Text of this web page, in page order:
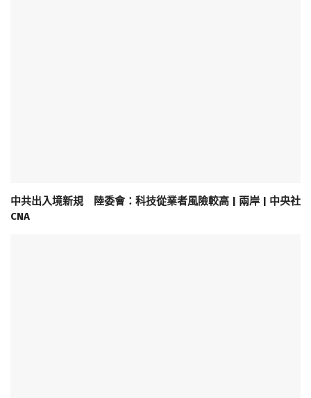
中共出入境新規 陸委會：科技從業者風險較高 | 兩岸 | 中央社
CNA